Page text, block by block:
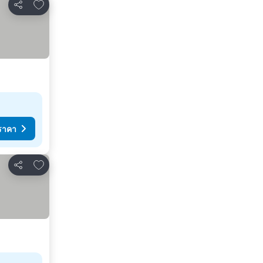
แชร์
เพิ่มในรายการโปรด
คา
แชร์
เพิ่มในรายการโปรด